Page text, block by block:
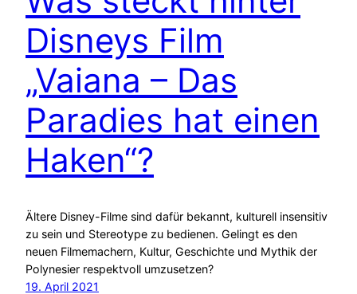
Disneys Film
„Vaiana – Das
Paradies hat einen
Haken“?
Ältere Disney-Filme sind dafür bekannt, kulturell insensitiv
zu sein und Stereotype zu bedienen. Gelingt es den
neuen Filmemachern, Kultur, Geschichte und Mythik der
Polynesier respektvoll umzusetzen?
19. April 2021